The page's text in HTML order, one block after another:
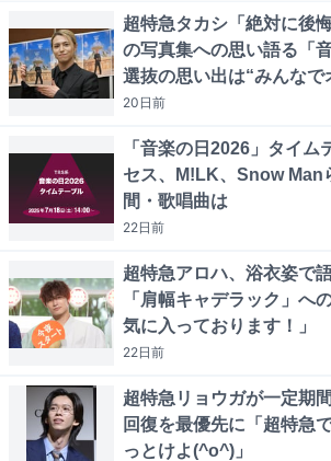
超特急タカシ「絶対に後
の写真集への思い語る「
選抜の思い出は“みんなで
20日前
「音楽の日2026」タイム
セス、M!LK、Snow Man
間・歌唱曲は
22日前
超特急アロハ、浴衣姿で
「肩幅キャデラック」へ
気に入っております！」
22日前
超特急リョウガが一定期
回復を最優先に「超特急
っとけよ(^o^)」